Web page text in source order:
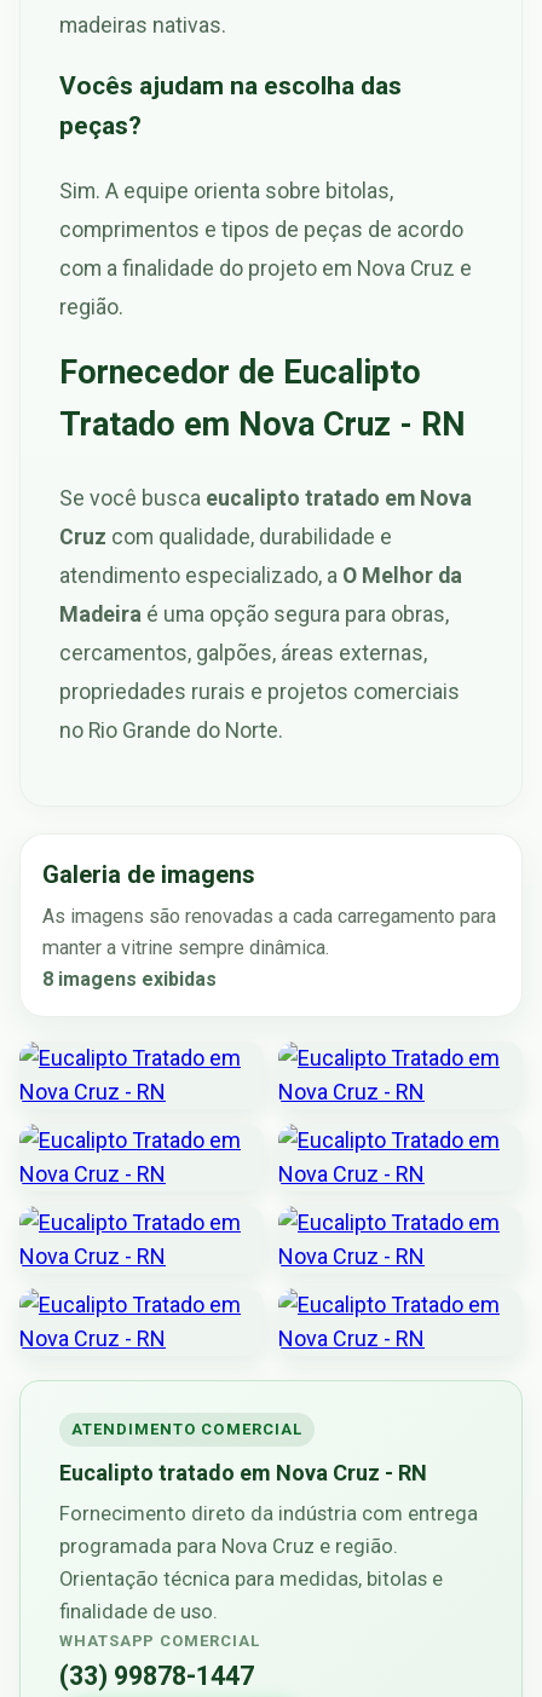
madeiras nativas.
Vocês ajudam na escolha das
peças?
Sim. A equipe orienta sobre bitolas,
comprimentos e tipos de peças de acordo
com a finalidade do projeto em Nova Cruz e
região.
Fornecedor de Eucalipto
Tratado em Nova Cruz - RN
Se você busca eucalipto tratado em Nova
Cruz com qualidade, durabilidade e
atendimento especializado, a O Melhor da
Madeira é uma opção segura para obras,
cercamentos, galpões, áreas externas,
propriedades rurais e projetos comerciais
no Rio Grande do Norte.
Galeria de imagens
As imagens são renovadas a cada carregamento para
manter a vitrine sempre dinâmica.
8 imagens exibidas
ATENDIMENTO COMERCIAL
Eucalipto tratado em Nova Cruz - RN
Fornecimento direto da indústria com entrega
programada para Nova Cruz e região.
Orientação técnica para medidas, bitolas e
finalidade de uso.
WHATSAPP COMERCIAL
(33) 99878-1447